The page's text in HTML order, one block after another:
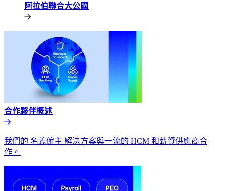
阿拉伯聯合大公國​​
合作夥伴概述​​
我們的 名義僱主 解決方案與一流的 HCM 和薪資供應商合
作。​​